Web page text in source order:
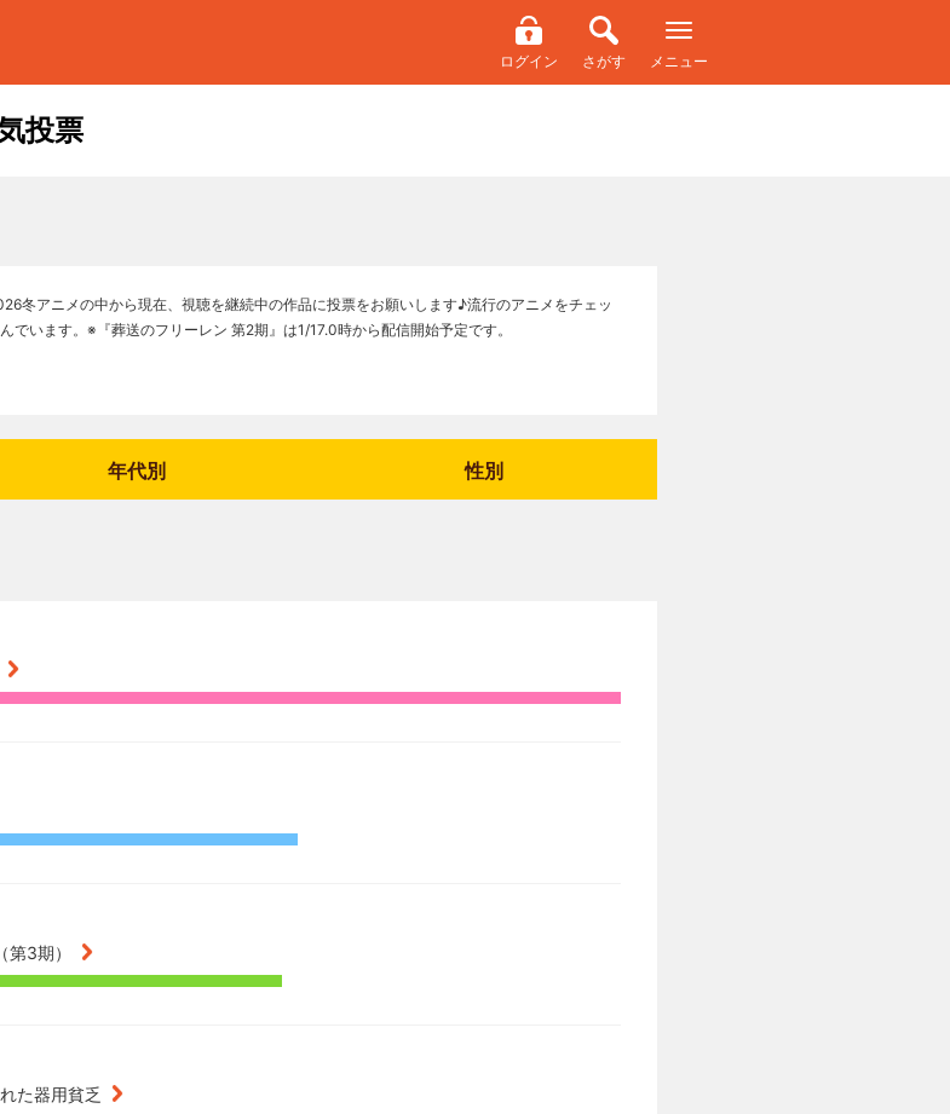
ログイン さがす メニュー
投票
冬アニメの中から現在、視聴を継続中の作品に投票をお願いします♪流行のアニメをチェッ
います。※『葬送のフリーレン 第2期』は1/17.0時から配信開始予定です。
年代別 性別
3期）
た器用貧乏